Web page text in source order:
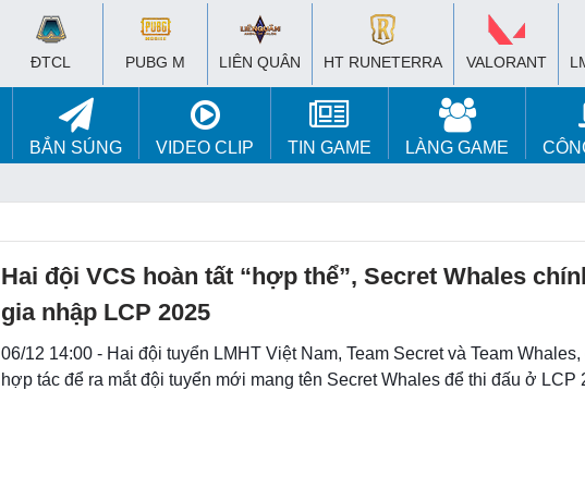
ĐTCL PUBG M LIÊN QUÂN HT RUNETERRA VALORANT
BẮN SÚNG VIDEO CLIP TIN GAME LÀNG GAME
Hai đội VCS hoàn tất “hợp thể”, Secret Whales
gia nhập LCP 2025
06/12 14:00 - Hai đội tuyển LMHT Việt Nam, Team Secret và Team
hợp tác để ra mắt đội tuyển mới mang tên Secret Whales để thi đấu ở LCP